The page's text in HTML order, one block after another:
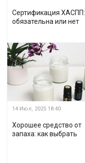
Сертификация ХАСПП:
обязательна или нет
14 Июл, 2025 18:40
Хорошее средство от
запаха: как выбрать